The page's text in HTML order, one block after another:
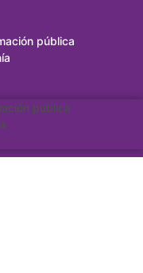
pública
pública